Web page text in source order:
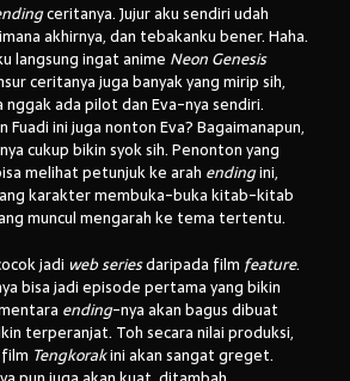
ceritanya. Jujur aku sendiri udah
akhirnya, dan tebakanku bener. Haha.
langsung ingat anime Neon Genesis
ceritanya juga banyak yang mirip sih,
nggak ada pilot dan Eva-nya sendiri.
Fuadi ini juga nonton Eva? Bagaimanapun,
cukup bikin syok sih. Penonton yang
melihat petunjuk ke arah endingini,
karakter membuka-buka kitab-kitab
muncul mengarah ke tema tertentu.
jadi web seriesdaripada film feature.
bisa jadi episode pertama yang bikin
ending-nya akan bagus dibuat
terperanjat. Toh secara nilai produksi,
Tengkorakini akan sangat greget.